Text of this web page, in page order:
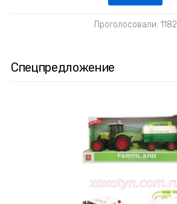
Проголосовали: 1182
Спецпредложение